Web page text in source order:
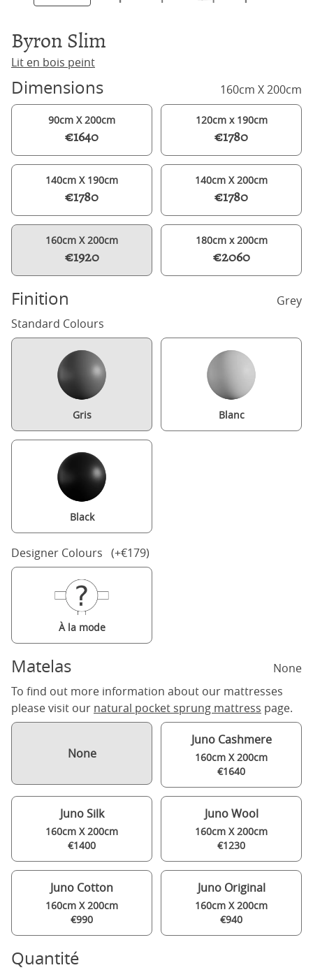
Byron Slim
Lit en bois peint
Dimensions 160cm X 200cm
90cm X 200cm
€1640
120cm x 190cm
€1780
140cm X 190cm
€1780
140cm X 200cm
€1780
160cm X 200cm
€1920
180cm x 200cm
€2060
Finition
Grey
Standard Colours
Gris Blanc
Black
Designer Colours (+€179)
À la mode
Matelas
None
To find out more information about our mattresses
please visit our natural pocket sprung mattress page.
None
Juno Cashmere
160cm X 200cm
€1640
Juno Silk
160cm X 200cm
€1400
Juno Wool
160cm X 200cm
€1230
Juno Cotton
160cm X 200cm
€990
Juno Original
160cm X 200cm
€940
Quantité